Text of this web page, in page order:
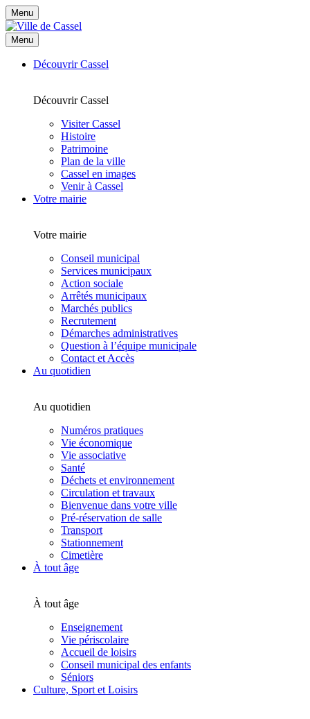
Menu
Menu
Découvrir Cassel
Découvrir Cassel
Visiter Cassel
Histoire
Patrimoine
Plan de la ville
Cassel en images
Venir à Cassel
Votre mairie
Votre mairie
Conseil municipal
Services municipaux
Action sociale
Arrêtés municipaux
Marchés publics
Recrutement
Démarches administratives
Question à l’équipe municipale
Contact et Accès
Au quotidien
Au quotidien
Numéros pratiques
Vie économique
Vie associative
Santé
Déchets et environnement
Circulation et travaux
Bienvenue dans votre ville
Pré-réservation de salle
Transport
Stationnement
Cimetière
À tout âge
À tout âge
Enseignement
Vie périscolaire
Accueil de loisirs
Conseil municipal des enfants
Séniors
Culture, Sport et Loisirs